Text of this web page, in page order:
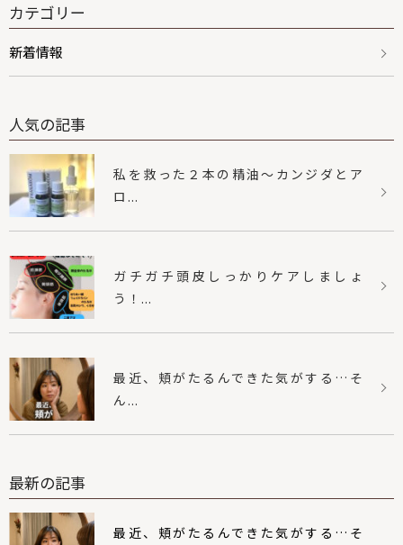
カテゴリー
新着情報
人気の記事
私を救った２本の精油〜カンジダとア
ロ...
ガチガチ頭皮しっかりケアしましょ
う！...
最近、頬がたるんできた気がする…そ
ん...
最新の記事
最近、頬がたるんできた気がする…そ